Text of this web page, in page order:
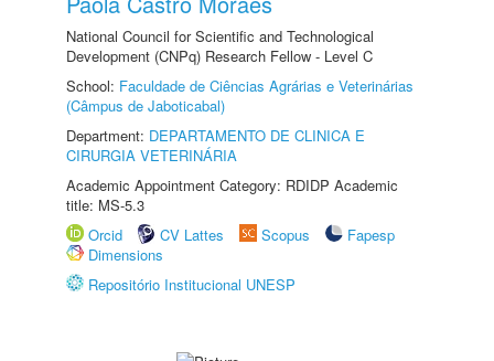
National Council for Scientific and Technological
Development (CNPq) Research Fellow - Level C
School: Faculdade de Ciências Agrárias e Veterinárias
(Câmpus de Jaboticabal)
Department: DEPARTAMENTO DE CLINICA E
CIRURGIA VETERINÁRIA
Academic Appointment Category: RDIDP Academic
title: MS-5.3
Orcid
CV Lattes Scopus
Fapesp
Dimensions
Repositório Institucional UNESP